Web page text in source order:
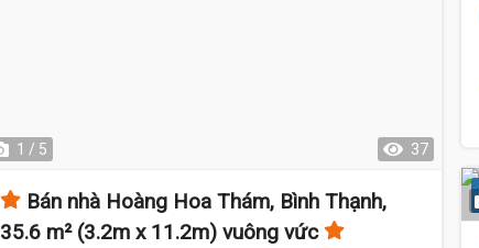
1 / 5 37
Bán nhà Hoàng Hoa Thám, Bình Thạnh,
35.6 m² (3.2m x 11.2m) vuông vức